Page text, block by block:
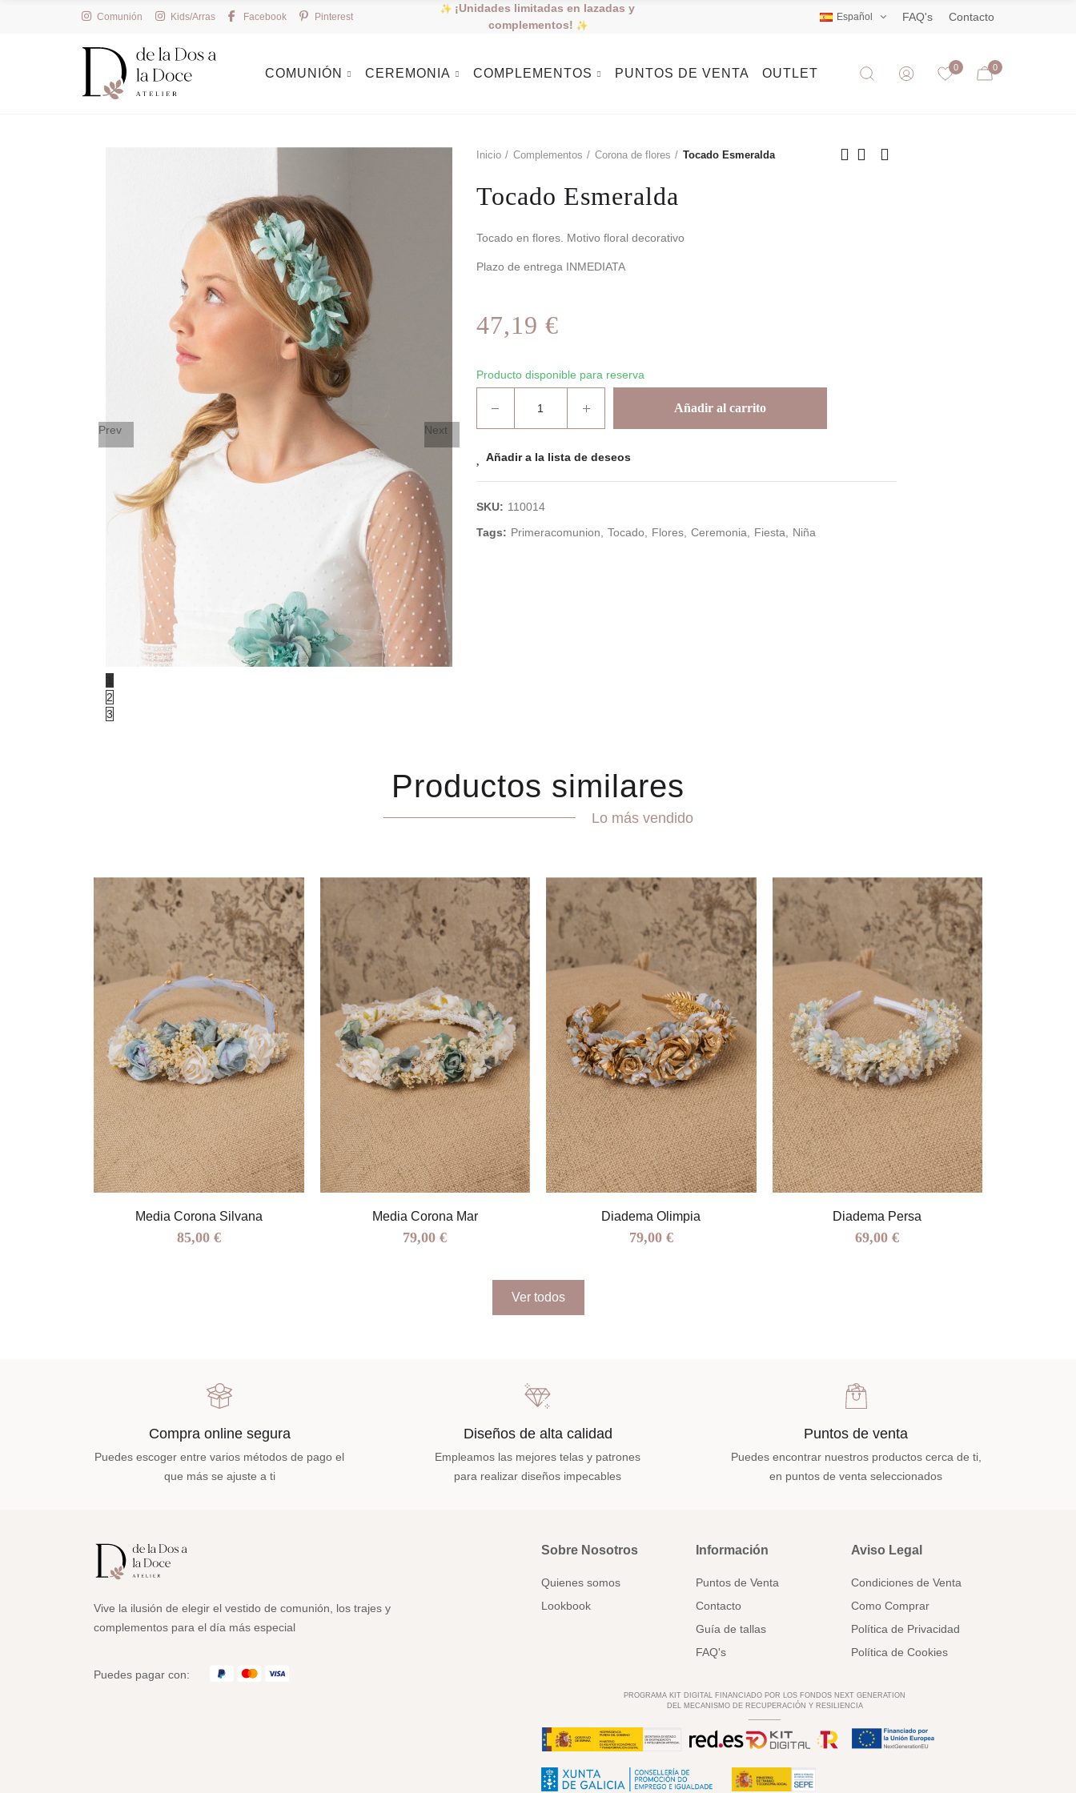
Comunión Kids/Arras Facebook Pinterest
¡Unidades limitadas en lazadas y
complementos!
Español FAQ's Contacto
COMUNIÓN CEREMONIA COMPLEMENTOS PUNTOS DE VENTA OUTLET 0 0
2
3
Prev Next
Inicio Complementos Corona de flores Tocado Esmeralda
Tocado Esmeralda
Tocado en flores. Motivo floral decorativo
Plazo de entrega INMEDIATA
47,19 €
Producto disponible para reserva
Añadir al carrito
Añadir a la lista de deseos
SKU: 110014
Tags: Primeracomunion Tocado Flores Ceremonia Fiesta Niña
Productos similares
Lo más vendido
Media Corona Silvana
85,00 €
Media Corona Mar
79,00 €
Diadema Olimpia
79,00 €
Diadema Persa
69,00 €
Ver todos
Compra online segura
Puedes escoger entre varios métodos de pago el
que más se ajuste a ti
Diseños de alta calidad
Empleamos las mejores telas y patrones
para realizar diseños impecables
Puntos de venta
Puedes encontrar nuestros productos cerca de ti,
en puntos de venta seleccionados
Vive la ilusión de elegir el vestido de comunión, los trajes y
complementos para el día más especial
Puedes pagar con:
Sobre Nosotros
Quienes somos
Lookbook
Información
Puntos de Venta
Contacto
Guía de tallas
FAQ's
Aviso Legal
Condiciones de Venta
Como Comprar
Política de Privacidad
Política de Cookies
PROGRAMA KIT DIGITAL FINANCIADO POR LOS FONDOS NEXT GENERATION
DEL MECANISMO DE RECUPERACIÓN Y RESILIENCIA